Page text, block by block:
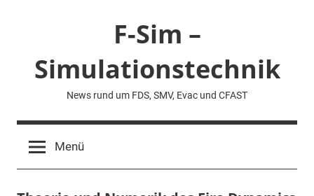
F-Sim –
Simulationstechnik
News rund um FDS, SMV, Evac und CFAST
Menü